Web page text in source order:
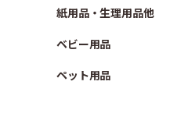
紙用品・生理用品他
ベビー用品
ペット用品